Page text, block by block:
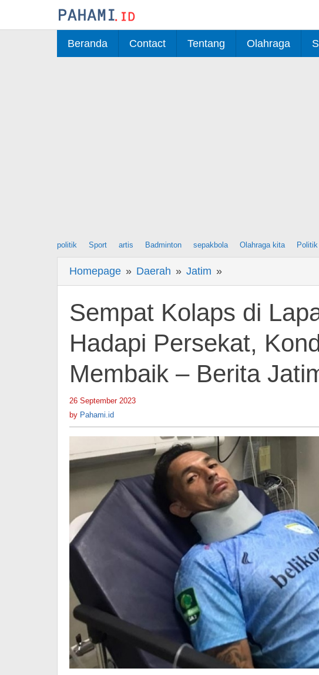
Beranda Contact Tentang Olahraga
politik Sport artis Badminton sepakbola Olahraga kita
Homepage » Daerah » Jatim »
Kolaps
Lapangan
Saat
Persela
Hadapi
Persekat,
Escobar
Membaik
-
Berita
Jatim
Sempat Kolaps di
Hadapi Persekat,
Membaik – Berita
26 September 2023
by Pahami.id